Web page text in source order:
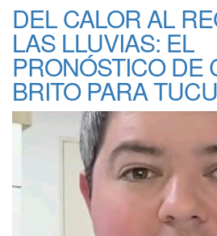
DEL CALOR AL
LAS LLUVIAS: EL
PRONÓSTICO DE
BRITO PARA